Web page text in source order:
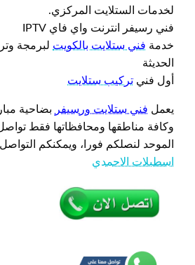
لخدمات الستلايت المركزي.
فني رسيفر انترنت واي فاي IPTV
خدمة فني ستلايت بالكويت لبرمجة
الحديثة
أول فني تركيب ستلايت
يعمل فني ستلايت ورسيفر
بضاحية
وكافة مناطقها ومحافظاتها فقط
الموحد لنصلكم فورا، ويمكنكم
اسطبلات الاحمدي